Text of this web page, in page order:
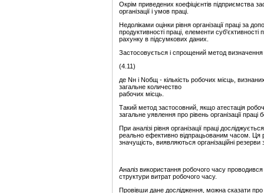
Окрім приведених коефіцієнтів підприємства
організації і умов праці.
Недоліками оцінки рівня організації праці за
продуктивності праці, елементи
рахунку в підсумкових даних.
Застосовується і спрощений метод визначення
(4.11)
де Nн і Nобщ - кількість робочих місць,
загальне количество
рабочих місць.
Такий метод застосовний, якщо атестація
загальне уявлення про рівень організації
При аналізі рівня організації праці
реально ефективно відпрацьованим часом. Ця
значущість, виявляються організаційні резерви
Аналіз використання робочого часу
структури витрат робочого часу.
Провівши дане дослідження, можна сказати про